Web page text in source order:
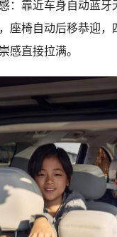
：靠近车身自动蓝
座椅自动后移恭迎
感直接拉满。